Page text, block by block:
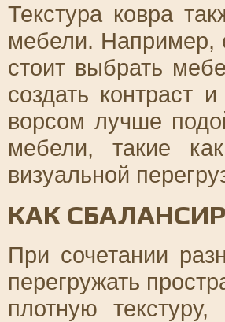
Текстура ковра
мебели. Например,
стоит выбрать
создать контраст
ворсом лучше
мебели, такие
визуальной
КАК
При сочетании
перегружать
плотную